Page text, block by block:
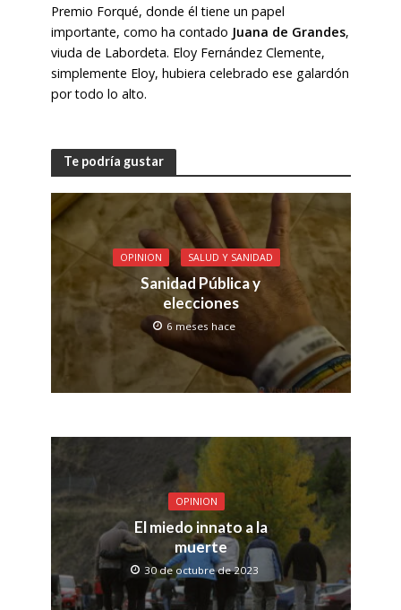
Premio Forqué, donde él tiene un papel
importante, como ha contado Juana de Grandes,
viuda de Labordeta. Eloy Fernández Clemente,
simplemente Eloy, hubiera celebrado ese galardón
por todo lo alto.
Te podría gustar
OPINION SALUD Y SANIDAD
Sanidad Pública y
elecciones
6 meses hace
OPINION
El miedo innato a la
muerte
30 de octubre de 2023